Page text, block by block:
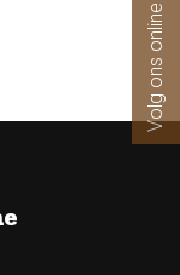
Volg ons online